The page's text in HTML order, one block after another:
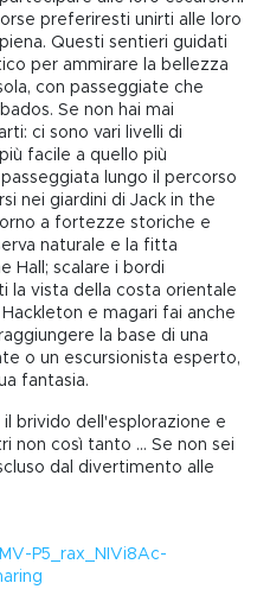
preferiresti unirti alle loro
Questi sentieri guidati
per ammirare la bellezza
con passeggiate che
Se non hai mai
ci sono vari livelli di
facile a quello più
lungo il percorso
nei giardini di Jack in the
a fortezze storiche e
naturale e la fitta
Hall; scalare i bordi
la vista della costa orientale
e magari fai anche
la base di una
o un escursionista esperto,
fantasia.
brivido dell'esplorazione e
non così tanto ... Se non sei
dal divertimento alle
P5_rax_NIVi8Ac-